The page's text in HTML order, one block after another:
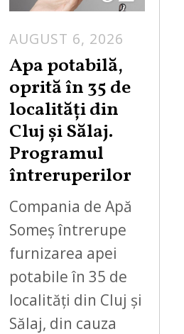
AUGUST 6, 2026
Apa potabilă,
oprită în 35 de
localități din
Cluj și Sălaj.
Programul
întreruperilor
Compania de Apă
Someș întrerupe
furnizarea apei
potabile în 35 de
localități din Cluj și
Sălaj, din cauza